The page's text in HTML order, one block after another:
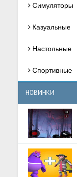
Симуляторы
Казуальные
Настольные
Спортивные
НОВИНКИ